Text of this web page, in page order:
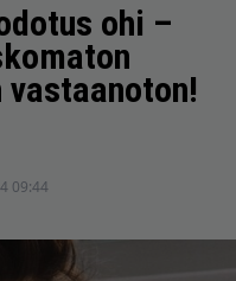
ohi –
09:44